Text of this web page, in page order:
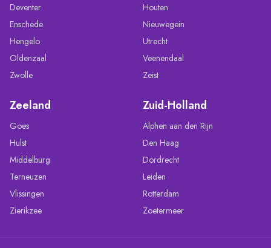
Deventer
Enschede
Hengelo
Oldenzaal
Zwolle
Houten
Nieuwegein
Utrecht
Veenendaal
Zeist
Zeeland
Goes
Hulst
Middelburg
Terneuzen
Vlissingen
Zierikzee
Zuid-Holland
Alphen aan den Rijn
Den Haag
Dordrecht
Leiden
Rotterdam
Zoetermeer